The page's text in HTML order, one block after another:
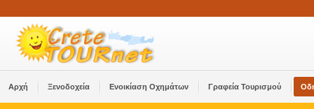
Αρχή Ξενοδοχεία Ενοικίαση Οχημάτων Γραφεία Τουρισμού